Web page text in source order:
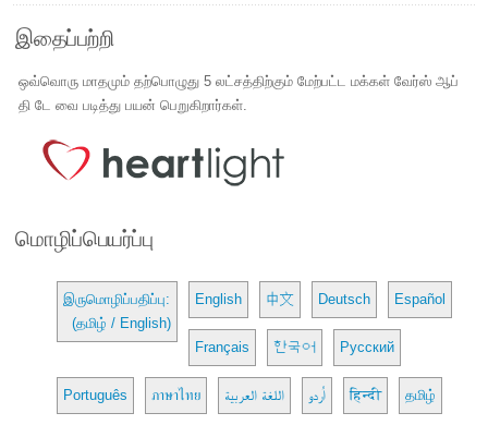
இதைப்பற்றி
ஒவ்வொரு மாதமும் தற்பொழுது 5 லட்சத்திற்கும் மேற்பட்ட மக்கள் வேர்ஸ் ஆப்
தி டே வை படித்து பயன் பெறுகிறார்கள்.
மொழிப்பெயர்ப்பு
இருமொழிப்பதிப்பு:
(தமிழ் / English)
English 中文 Deutsch Español
Français 한국어 Русский
Português ภาษาไทย اللغة العربية اُردو हिन्दी தமிழ்